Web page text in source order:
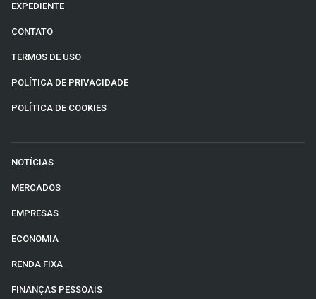
EXPEDIENTE
CONTATO
TERMOS DE USO
POLÍTICA DE PRIVACIDADE
POLÍTICA DE COOKIES
NOTÍCIAS
MERCADOS
EMPRESAS
ECONOMIA
RENDA FIXA
FINANÇAS PESSOAIS